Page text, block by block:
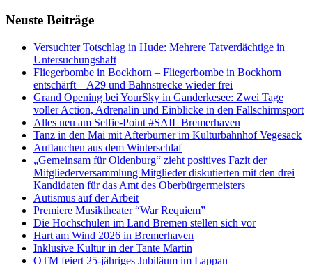
Neuste Beiträge
Versucht­er Totschlag in Hude: Mehrere Tatverdächtige in
Untersuchungshaft
Fliegerbombe in Bockhorn – Fliegerbombe in Bockhorn
entschärft – A29 und Bahnstrecke wieder frei
Grand Opening bei YourSky in Ganderkesee: Zwei Tage
voller Action, Adrenalin und Einblicke in den Fallschirmsport
Alles neu am Selfie-Point #SAIL Bremerhaven
Tanz in den Mai mit Afterburner im Kulturbahnhof Vegesack
Auftauchen aus dem Winterschlaf
„Gemeinsam für Oldenburg“ zieht positives Fazit der
Mitgliederversammlung Mitglieder diskutierten mit den drei
Kandidaten für das Amt des Oberbürgermeisters
Autismus auf der Arbeit
Premiere Musiktheater “War Requiem”
Die Hochschulen im Land Bremen stellen sich vor
Hart am Wind 2026 in Bremerhaven
Inklusive Kultur in der Tante Martin
OTM feiert 25-jähriges Jubiläum im Lappan